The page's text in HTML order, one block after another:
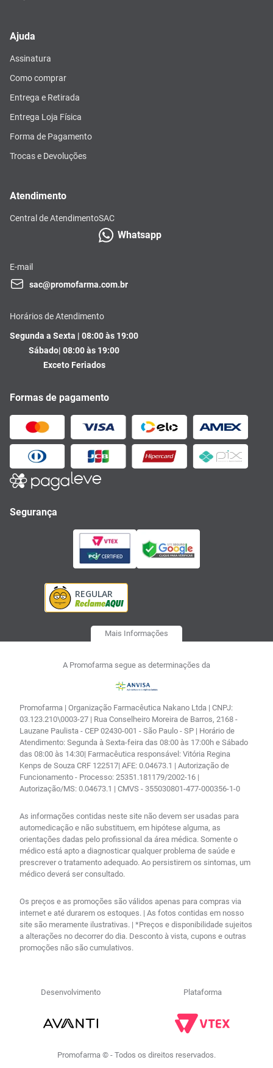
Ajuda
Assinatura
Como comprar
Entrega e Retirada
Entrega Loja Física
Forma de Pagamento
Trocas e Devoluções
Atendimento
Central de AtendimentoSAC
Whatsapp
E-mail
sac@promofarma.com.br
Horários de Atendimento
Segunda a Sexta | 08:00 às 19:00
Sábado| 08:00 às 19:00
Exceto Feriados
Formas de pagamento
Segurança
Mais Informações
A Promofarma segue as determinações da
Promofarma | Organização Farmacêutica Nakano Ltda | CNPJ:
03.123.210\0003-27 | Rua Conselheiro Moreira de Barros, 2168 -
Lauzane Paulista - CEP 02430-001 - São Paulo - SP | Horário de
Atendimento: Segunda à Sexta-feira das 08:00 às 17:00h e Sábado
das 08:00 às 14:30| Farmacêutica responsável: Vitória Regina
Kenps de Souza CRF 122517| AFE: 0.04673.1 | Autorização de
Funcionamento - Processo: 25351.181179/2002-16 |
Autorização/MS: 0.04673.1 | CMVS - 355030801-477-000356-1-0
As informações contidas neste site não devem ser usadas para
automedicação e não substituem, em hipótese alguma, as
orientações dadas pelo profissional da área médica. Somente o
médico está apto a diagnosticar qualquer problema de saúde e
prescrever o tratamento adequado. Ao persistirem os sintomas, um
médico deverá ser consultado.
Os preços e as promoções são válidos apenas para compras via
internet e até durarem os estoques. | As fotos contidas em nosso
site são meramente ilustrativas. | *Preços e disponibilidade sujeitos
a alterações no decorrer do dia. Desconto à vista, cupons e outras
promoções não são cumulativos.
Desenvolvimento Plataforma
Promofarma © - Todos os direitos reservados.